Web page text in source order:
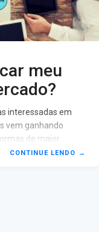
meu
interessadas em
vem ganhando
de maior
e
CONTINUE LENDO →